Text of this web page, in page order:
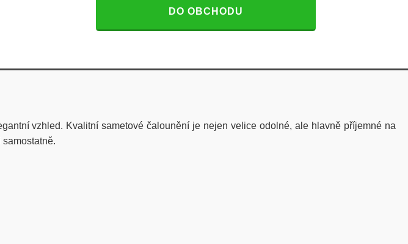
DO OBCHODU
vzhled. Kvalitnísametové čalounění je nejen velice odolné, ale hlavně příjemné na